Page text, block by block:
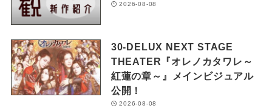
2026-08-08
30-DELUX NEXT STAGE
THEATER『オレノカタワレ～
紅蓮の章～』メインビジュアル
公開！
2026-08-08